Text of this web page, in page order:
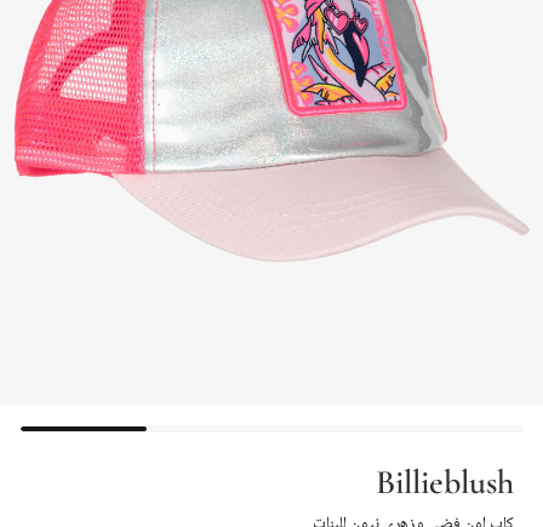
Billieblush